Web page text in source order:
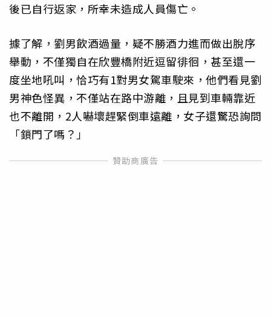
後已自行返家，所幸未造成人員傷亡。
據了解，劉男飲酒過量，疑不勝酒力進而做出脫序
舉動，不僅獨自在欣豐橋附近逗留徘徊，甚至還一
度坐地吼叫，恰巧有1對男女駕車駛來，他們看見劉
男神色怪異，不僅站在路中游離，且見到車輛靠近
也不離開，2人嚇壞趕緊倒車遠離，女子還驚恐詢問
「鎖門了嗎？」